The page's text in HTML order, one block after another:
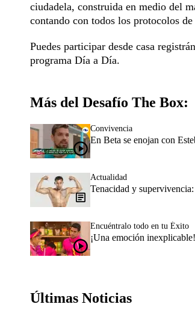
ciudadela, construida en medio del
contando con todos los protocolos
Puedes participar desde casa
programa Día a Día.
Más del Desafío The Box:
Convivencia
En Beta se enojan con
Actualidad
Tenacidad y
Encuéntralo todo en tu Éxito
¡Una emoción
Últimas Noticias